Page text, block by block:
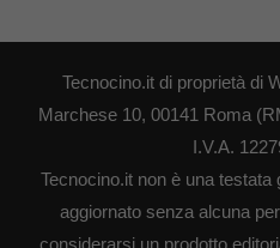
Tecnocino.it di proprietà di
Marchese 10, 00141 Roma
I.V.A.
Tecnocino.it non è una
aggiornato senza alcuna
considerarsi un prodotto